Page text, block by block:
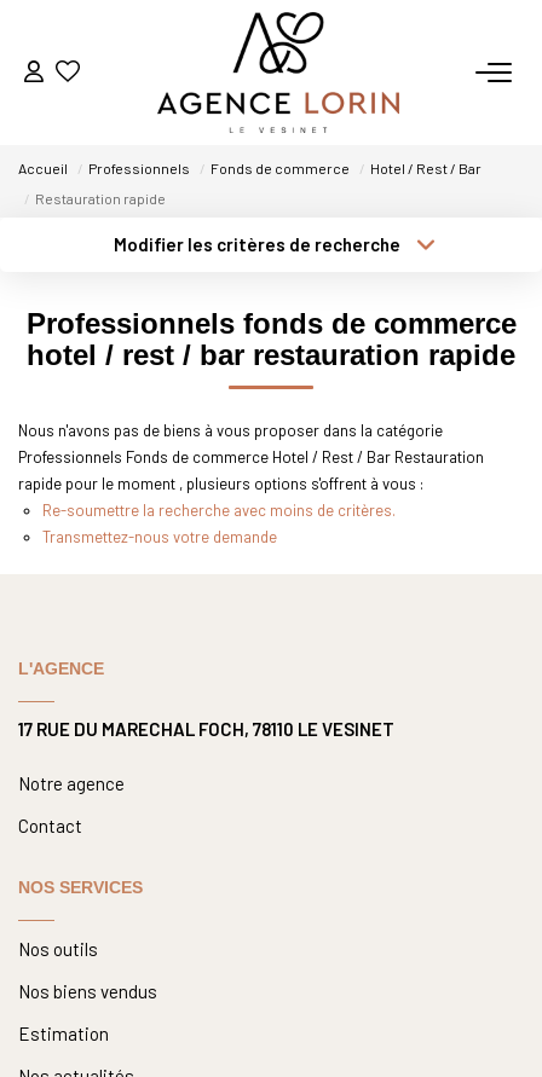
ACHETER
GESTION
Qui Sommes-Nous
Notre Équipe
Nous Rejoindre
Accueil Professionnels Fonds de commerce
Hotel / Rest / Bar
Restauration rapide
Modifier les critères de recherche
Sélectionnez...
Type de bien
Surface min
Créer une alerte
Professionnels fonds de commerce
hotel / rest / bar restauration rapide
Nous n'avons pas de biens à vous proposer dans la catégorie
Professionnels Fonds de commerce Hotel / Rest / Bar Restauration
rapide pour le moment , plusieurs options s'offrent à vous :
Re-soumettre la recherche avec moins de critères.
Transmettez-nous votre demande
L'AGENCE
17 RUE DU MARECHAL FOCH, 78110 LE VESINET
Notre agence
Contact
NOS SERVICES
Nos outils
Nos biens vendus
Estimation